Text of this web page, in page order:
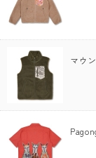
マウ